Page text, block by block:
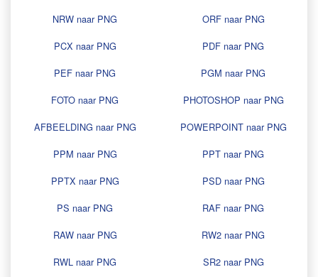
NRW naar PNG
ORF naar PNG
PCX naar PNG
PDF naar PNG
PEF naar PNG
PGM naar PNG
FOTO naar PNG
PHOTOSHOP naar PNG
AFBEELDING naar PNG
POWERPOINT naar PNG
PPM naar PNG
PPT naar PNG
PPTX naar PNG
PSD naar PNG
PS naar PNG
RAF naar PNG
RAW naar PNG
RW2 naar PNG
RWL naar PNG
SR2 naar PNG